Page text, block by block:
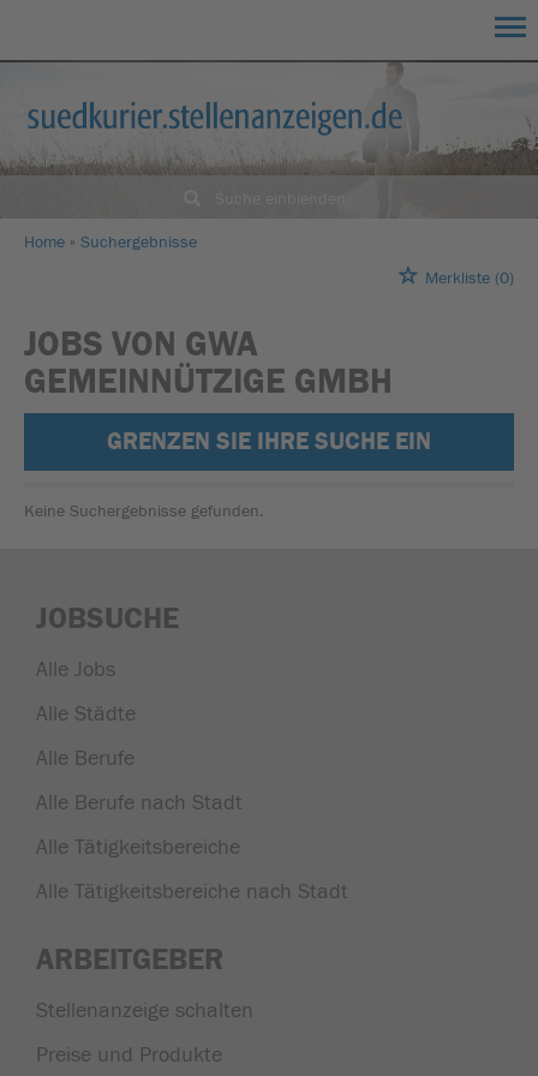
Home
Suchergebnisse
Merkliste (0)
JOBS VON GWA
GEMEINNÜTZIGE GMBH
GRENZEN SIE IHRE SUCHE EIN
Keine Suchergebnisse gefunden.
JOBSUCHE
Alle Jobs
Alle Städte
Alle Berufe
Alle Berufe nach Stadt
Alle Tätigkeitsbereiche
Alle Tätigkeitsbereiche nach Stadt
ARBEITGEBER
Stellenanzeige schalten
Preise und Produkte